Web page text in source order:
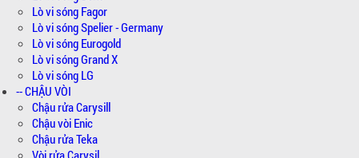
Lò vi sóng Fagor
Lò vi sóng Spelier - Germany
Lò vi sóng Eurogold
Lò vi sóng Grand X
Lò vi sóng LG
-- CHẬU VÒI
Chậu rửa Carysill
Chậu vòi Enic
Chậu rửa Teka